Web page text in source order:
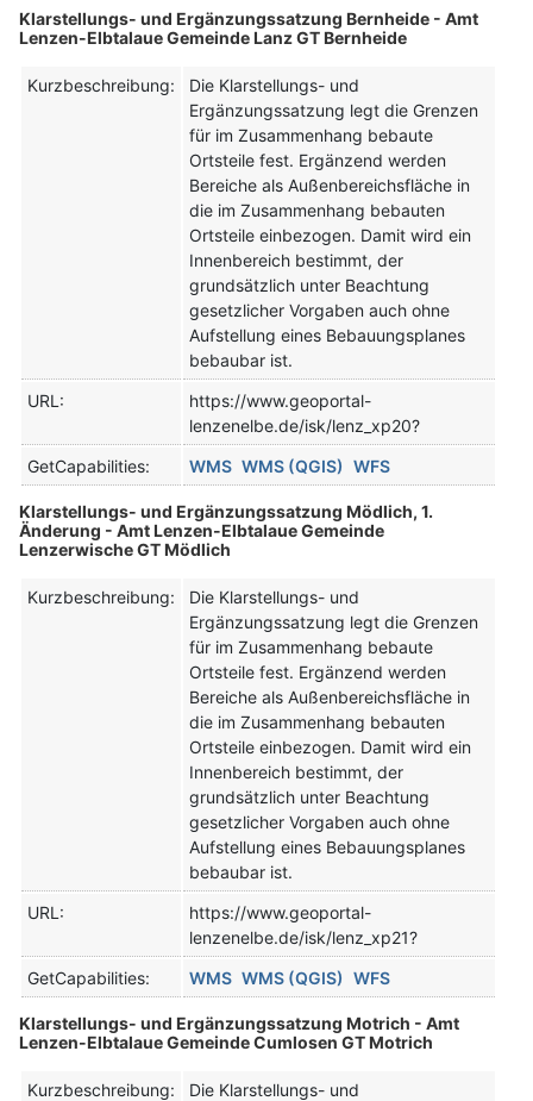
Klarstellungs- und Ergänzungssatzung Bernheide - Amt
Lenzen-Elbtalaue Gemeinde Lanz GT Bernheide
Kurzbeschreibung:
Die Klarstellungs- und
Ergänzungssatzung legt die Grenzen
für im Zusammenhang bebaute
Ortsteile fest. Ergänzend werden
Bereiche als Außenbereichsfläche in
die im Zusammenhang bebauten
Ortsteile einbezogen. Damit wird ein
Innenbereich bestimmt, der
grundsätzlich unter Beachtung
gesetzlicher Vorgaben auch ohne
Aufstellung eines Bebauungsplanes
bebaubar ist.
URL:
https://www.geoportal-
lenzenelbe.de/isk/lenz_xp20?
GetCapabilities:
WMS WMS (QGIS) WFS
Klarstellungs- und Ergänzungssatzung Mödlich, 1.
Änderung - Amt Lenzen-Elbtalaue Gemeinde
Lenzerwische GT Mödlich
Kurzbeschreibung:
Die Klarstellungs- und
Ergänzungssatzung legt die Grenzen
für im Zusammenhang bebaute
Ortsteile fest. Ergänzend werden
Bereiche als Außenbereichsfläche in
die im Zusammenhang bebauten
Ortsteile einbezogen. Damit wird ein
Innenbereich bestimmt, der
grundsätzlich unter Beachtung
gesetzlicher Vorgaben auch ohne
Aufstellung eines Bebauungsplanes
bebaubar ist.
URL:
https://www.geoportal-
lenzenelbe.de/isk/lenz_xp21?
GetCapabilities:
WMS WMS (QGIS) WFS
Klarstellungs- und Ergänzungssatzung Motrich - Amt
Lenzen-Elbtalaue Gemeinde Cumlosen GT Motrich
Kurzbeschreibung:
Die Klarstellungs- und